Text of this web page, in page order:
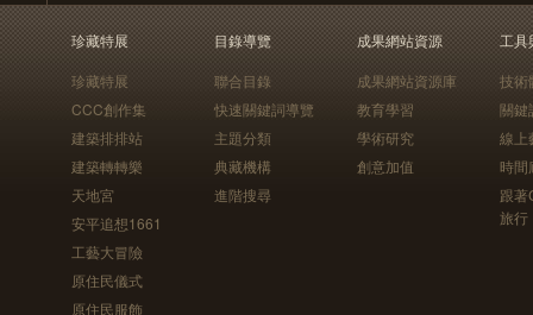
珍藏特展
珍藏特展
CCC創作集
建築排排站
建築轉轉樂
天地宮
安平追想1661
工藝大冒險
原住民儀式
原住民服飾
目錄導覽
聯合目錄
快速關鍵詞導覽
主題分類
典藏機構
進階搜尋
成果網站資源
成果網站資源庫
教育學習
學術研究
創意加值
工具
技術
關鍵
線上
時間
跟
旅行